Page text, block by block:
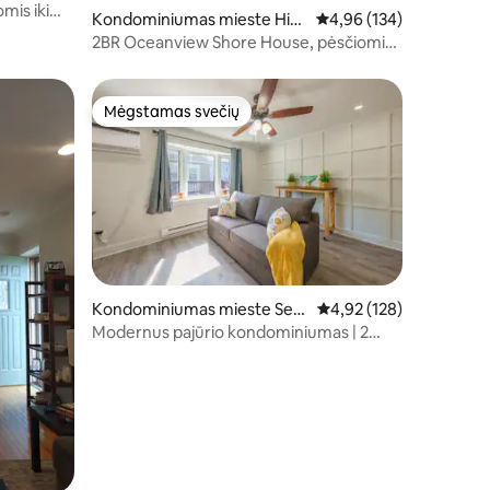
iki
Kondominiumas mieste Hig
hlands
Vidutinis įvertinimas:
4,96 (134)
2BR Oceanview Shore House, pėsčiomis
Mėgstamas svečių
Mėgstamas svečių
Kondominiumas mieste Sea
side Heights
Vidutinis įvertinimas:
4,92 (128)
Modernus pajūrio kondominiumas | 2